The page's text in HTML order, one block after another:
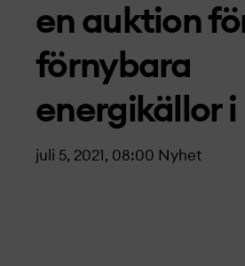
en auktion
förnybara
energikällor i
juli 5, 2021, 08:00 Nyhet